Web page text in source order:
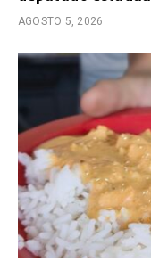
AGOSTO 5, 2026